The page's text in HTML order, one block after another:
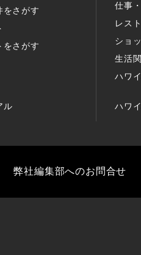
をさがす
をさがす
ル
仕事
レス
ショ
生活
ハワ
ハワ
弊社編集部へのお問合せ